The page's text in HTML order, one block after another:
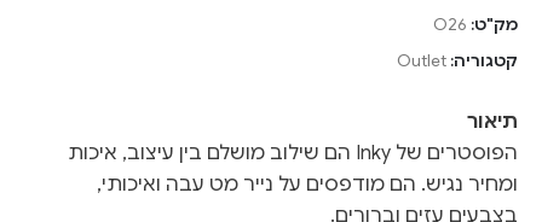
מק"ט: O26
קטגוריה: Outlet
תיאור
הפוסטרים של Inky הם שילוב מושלם בין עיצוב, איכות
ומחיר נגיש. הם מודפסים על נייר מט עבה ואיכותי,
בצבעים עזים וברורים.